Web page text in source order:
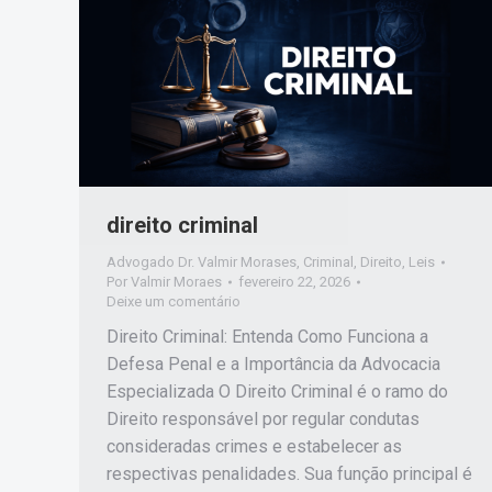
direito criminal
Advogado Dr. Valmir Morases, Criminal , Direito, Leis
Por Valmir Moraes
fevereiro 22, 2026
Deixe um comentário
Direito Criminal: Entenda Como Funciona a
Defesa Penal e a Importância da Advocacia
Especializada O Direito Criminal é o ramo do
Direito responsável por regular condutas
consideradas crimes e estabelecer as
respectivas penalidades. Sua função principal é